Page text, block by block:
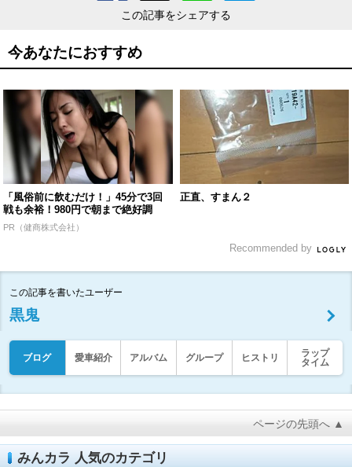
この記事をシェアする
今あなたにおすすめ
「風俗前に飲むだけ！」45分で3回
戦も余裕！980円で朝まで絶好調
PR（健商株式会社）
正直、すまん２
Recommended by
この記事を書いたユーザー
黒鬼
ブログ 愛車紹介 アルバム グループ ヒストリ
ラップ
タイム
ページの先頭へ ▲
みんカラ 人気のカテゴリ